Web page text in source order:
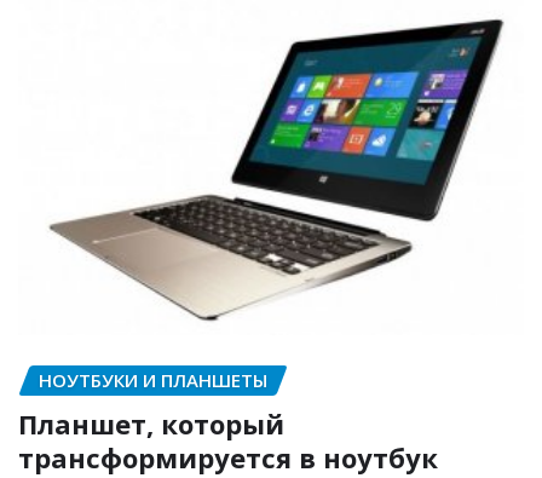
НОУТБУКИ И ПЛАНШЕТЫ
Планшет, который
трансформируется в ноутбук